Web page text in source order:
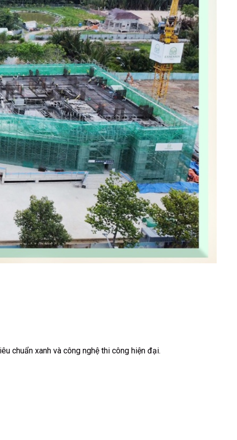
chuẩn xanh và công nghệ thi công hiện đại.